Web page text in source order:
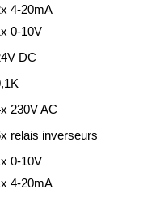
4-20mA
0-10V
DC
230V AC
relais inverseurs
0-10V
4-20mA